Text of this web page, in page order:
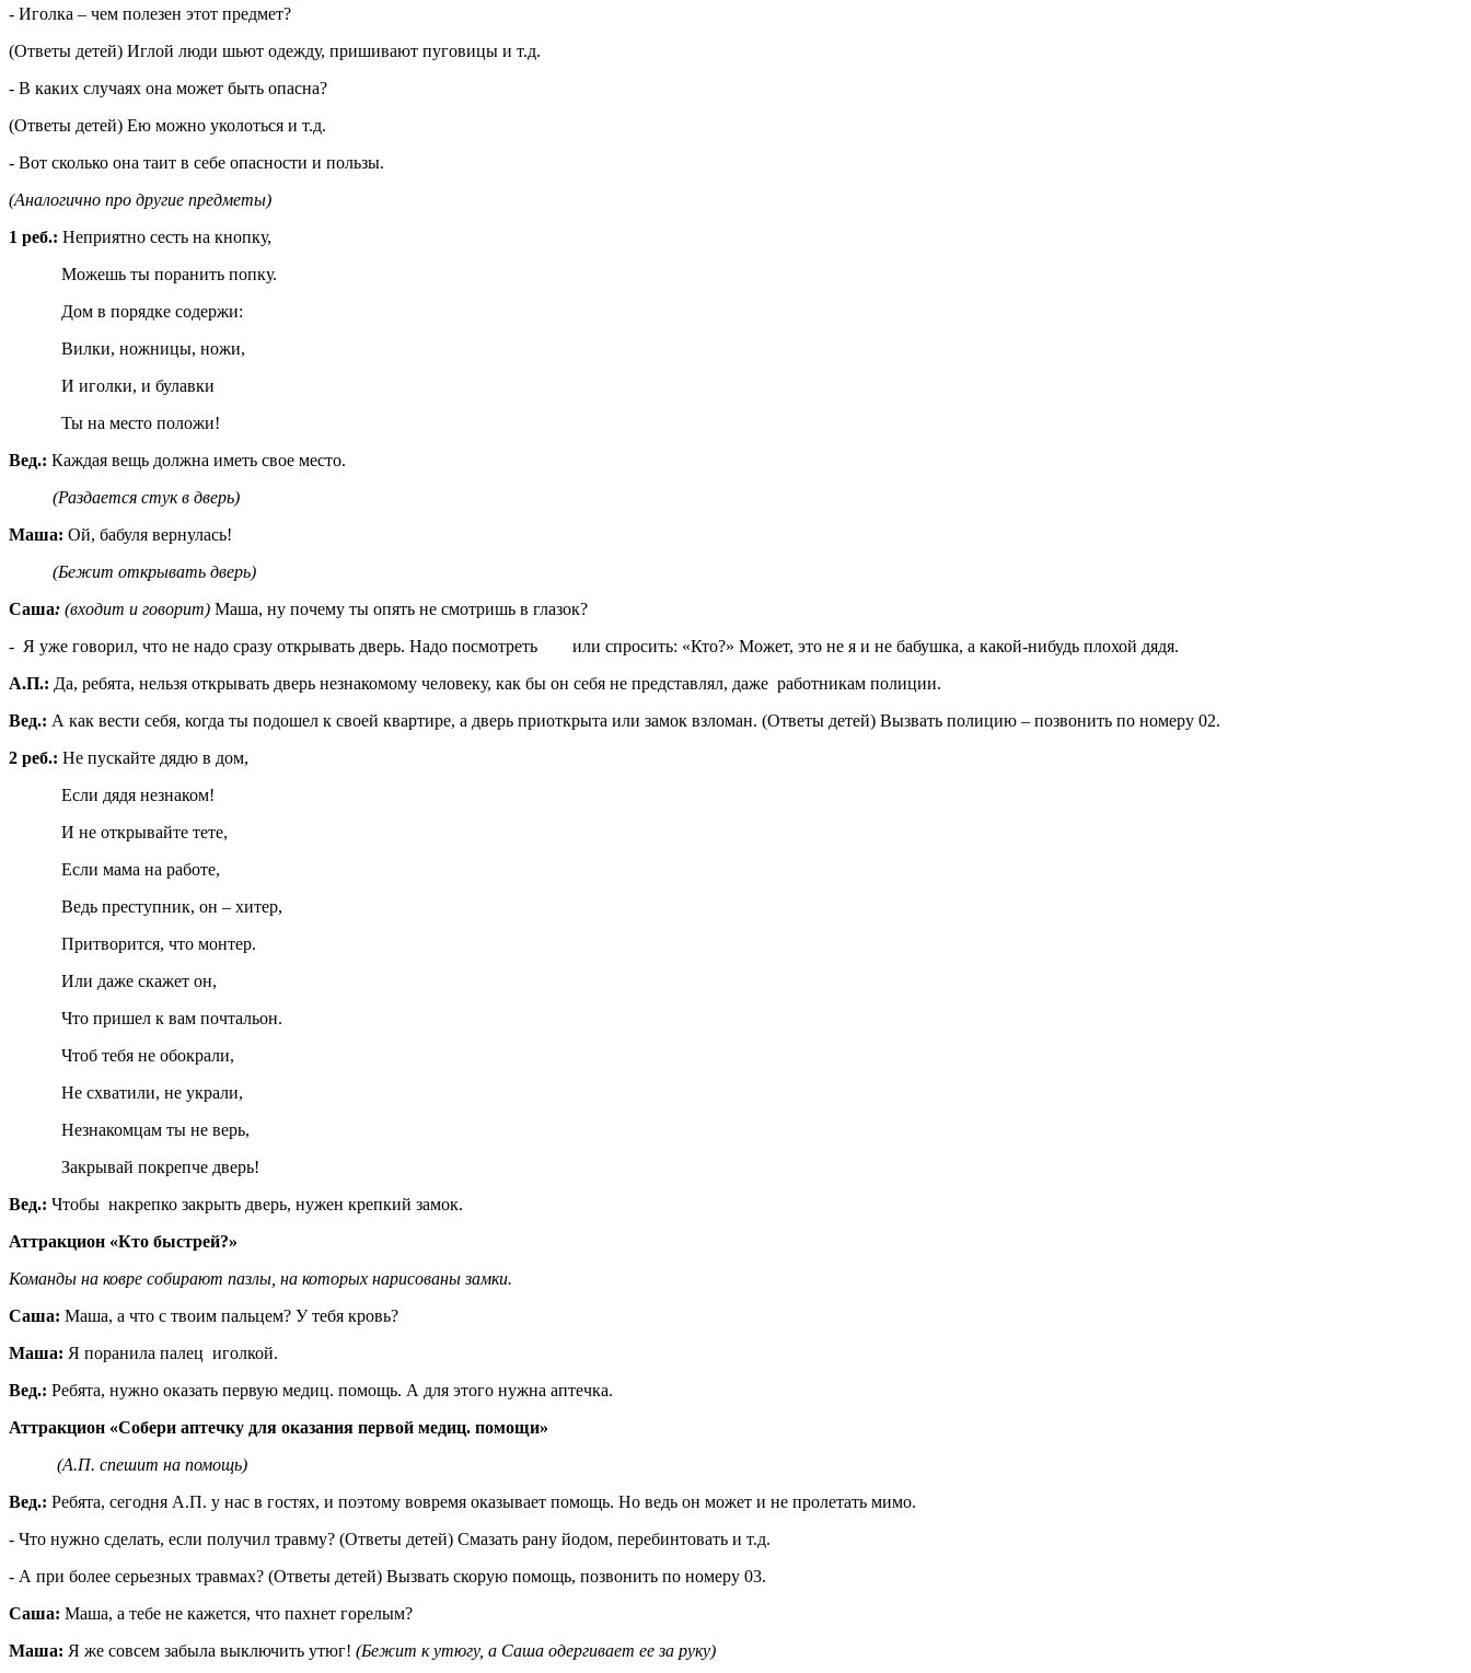
- Иголка – чем полезен этот предмет?
(Ответы детей) Иглой люди шьют одежду, пришивают пуговицы и т.д.
- В каких случаях она может быть опасна?
(Ответы детей) Ею можно уколоться и т.д.
- Вот сколько она таит в себе опасности и пользы.
(Аналогично про другие предметы)
1 реб.: Неприятно сесть на кнопку,
Можешь ты поранить попку.
Дом в порядке содержи:
Вилки, ножницы, ножи,
И иголки, и булавки
Ты на место положи!
Вед.: Каждая вещь должна иметь свое место.
(Раздается стук в дверь)
Маша: Ой, бабуля вернулась!
(Бежит открывать дверь)
Саша: (входит и говорит) Маша, ну почему ты опять не смотришь в глазок?
- Я уже говорил, что не надо сразу открывать дверь. Надо посмотреть или спросить: «Кто?» Может, это не я и не бабушка, а какой-нибудь плохой дядя.
А.П.: Да, ребята, нельзя открывать дверь незнакомому человеку, как бы он себя не представлял, даже работникам полиции.
Вед.: А как вести себя, когда ты подошел к своей квартире, а дверь приоткрыта или замок взломан. (Ответы детей) Вызвать полицию – позвонить по номеру 02.
2 реб.: Не пускайте дядю в дом,
Если дядя незнаком!
И не открывайте тете,
Если мама на работе,
Ведь преступник, он – хитер,
Притворится, что монтер.
Или даже скажет он,
Что пришел к вам почтальон.
Чтоб тебя не обокрали,
Не схватили, не украли,
Незнакомцам ты не верь,
Закрывай покрепче дверь!
Вед.: Чтобы накрепко закрыть дверь, нужен крепкий замок.
Аттракцион «Кто быстрей?»
Команды на ковре собирают пазлы, на которых нарисованы замки.
Саша: Маша, а что с твоим пальцем? У тебя кровь?
Маша: Я поранила палец иголкой.
Вед.: Ребята, нужно оказать первую медиц. помощь. А для этого нужна аптечка.
Аттракцион «Собери аптечку для оказания первой медиц. помощи»
(А.П. спешит на помощь)
Вед.: Ребята, сегодня А.П. у нас в гостях, и поэтому вовремя оказывает помощь. Но ведь он может и не пролетать мимо.
- Что нужно сделать, если получил травму? (Ответы детей) Смазать рану йодом, перебинтовать и т.д.
- А при более серьезных травмах? (Ответы детей) Вызвать скорую помощь, позвонить по номеру 03.
Саша: Маша, а тебе не кажется, что пахнет горелым?
Маша: Я же совсем забыла выключить утюг! (Бежит к утюгу, а Саша одергивает ее за руку)